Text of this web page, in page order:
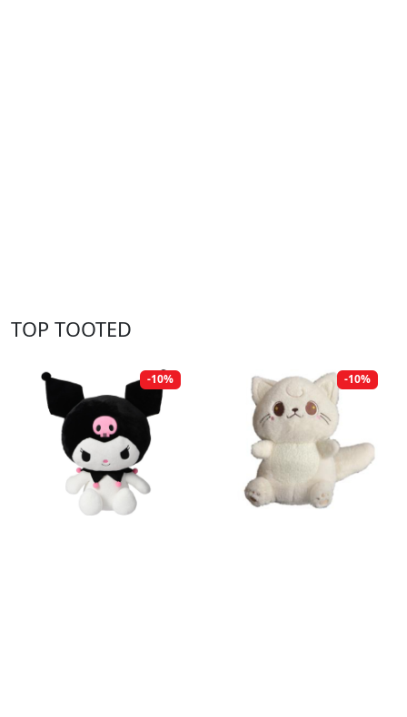
TOP TOOTED
-10% -10%